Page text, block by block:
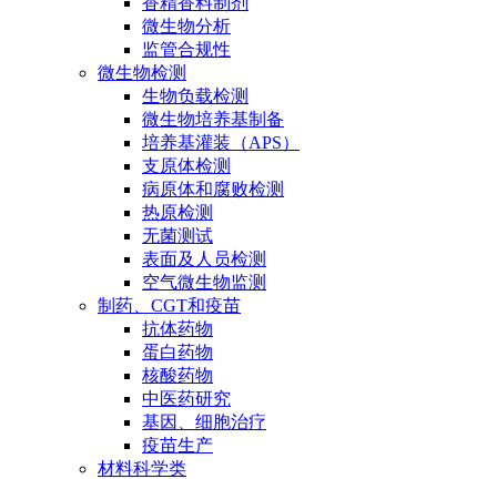
微生物分析
监管合规性
微生物检测
生物负载检测
微生物培养基制备
培养基灌装（APS）
支原体检测
病原体和腐败检测
热原检测
无菌测试
表面及人员检测
空气微生物监测
制药、CGT和疫苗
抗体药物
蛋白药物
核酸药物
中医药研究
基因、细胞治疗
疫苗生产
材料科学类